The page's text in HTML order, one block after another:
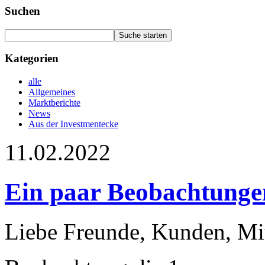
Suchen
Kategorien
alle
Allgemeines
Marktberichte
News
Aus der Investmentecke
11.02.2022
Ein paar
Liebe Freunde, Kunden,